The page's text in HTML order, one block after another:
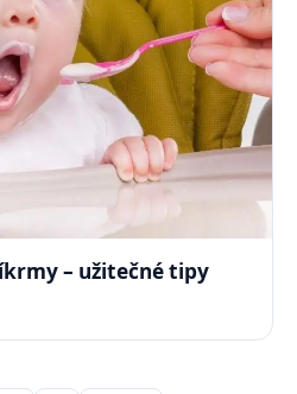
– užitečné tipy